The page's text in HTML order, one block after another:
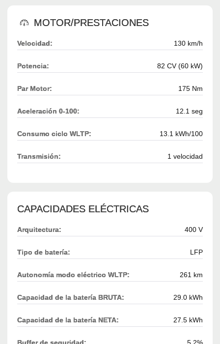
MOTOR/PRESTACIONES
Velocidad: 130 km/h
Potencia: 82 CV (60 kW)
Par Motor: 175 Nm
Aceleración 0-100: 12.1 seg
Consumo ciclo WLTP: 13.1 kWh/100
Transmisión: 1 velocidad
CAPACIDADES ELÉCTRICAS
Arquitectura: 400 V
Tipo de batería: LFP
Autonomía modo eléctrico WLTP: 261 km
Capacidad de la batería BRUTA: 29.0 kWh
Capacidad de la batería NETA: 27.5 kWh